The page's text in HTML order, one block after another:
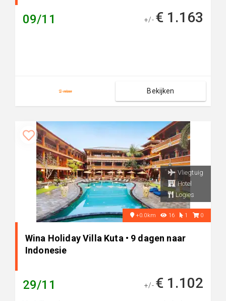
09/11 +/- € 1.163
Bekijken
Vliegtuig
Hotel
Logies
+0.0km 16 1 0
Wina Holiday Villa Kuta • 9 dagen naar
Indonesie
29/11 +/- € 1.102